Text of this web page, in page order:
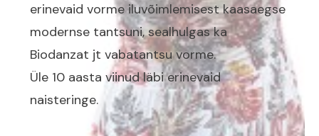
erinevaid vorme iluvõimlemisest kaasaegse
modernse tantsuni, sealhulgas ka
Biodanzat jt vabatantsu vorme.
Üle 10 aasta viinud läbi erinevaid
naisteringe.